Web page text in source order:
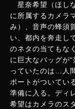
星奈希望（ほし
に所属するカメラ
み）、音声の蜂須
い、都内を奔走し
のネタの当てもな
に巨大なバッグが
っていたのは…人
ポートがついてい
準備に入る。ディ
希望はカメラのス